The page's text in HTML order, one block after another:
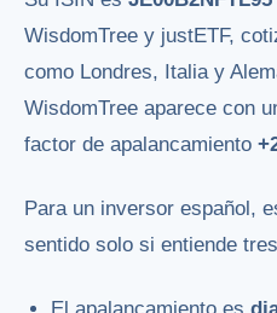
WisdomTree y justETF,
como Londres, Italia y
WisdomTree aparece con
factor de apalancamiento
Para un inversor español,
sentido solo si entiende